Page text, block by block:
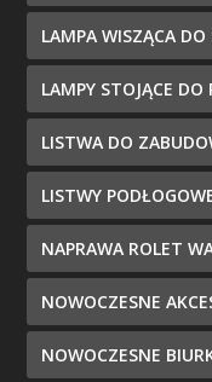
LAMPA WISZĄCA DO
LAMPY STOJĄCE DO
LISTWA DO
LISTWY
NAPRAWA ROLET
NOWOCZESNE
NOWOCZESNE